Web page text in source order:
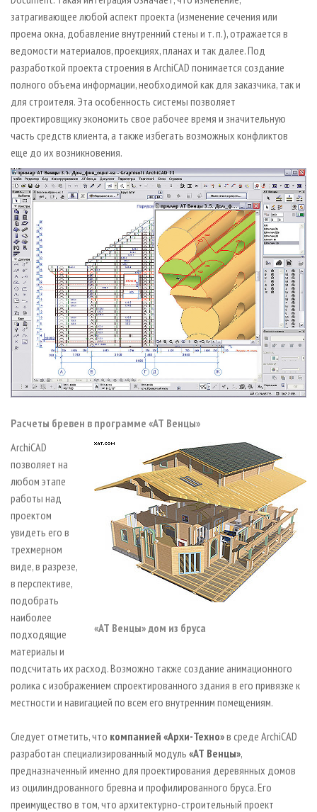
затрагивающее любой аспект проекта (изменение сечения или
проема окна, добавление внутренний стены и т. п.), отражается в
ведомости материалов, проекциях, планах и так далее. Под
разработкой проекта строения в ArchiCAD понимается создание
полного объема информации, необходимой как для заказчика, так и
для строителя. Эта особенность системы позволяет
проектировщику экономить свое рабочее время и значительную
часть средств клиента, а также избегать возможных конфликтов
еще до их возникновения.
Расчеты бревен в программе «АТ Венцы»
«АТ Венцы» дом из бруса
ArchiCAD
позволяет на
любом этапе
работы над
проектом
увидеть его в
трехмерном
виде, в разрезе,
в перспективе,
подобрать
наиболее
подходящие
материалы и
подсчитать их расход. Возможно также создание анимационного
ролика с изображением спроектированного здания в его привязке к
местности и навигацией по всем его внутренним помещениям.
Следует отметить, что компанией «Архи-Техно»в среде ArchiCAD
разработан специализированный модуль «АТ Венцы»,
предназначенный именно для проектирования деревянных домов
из оцилиндрованного бревна и профилированного бруса. Его
преимущество в том, что архитектурно-строительный проект